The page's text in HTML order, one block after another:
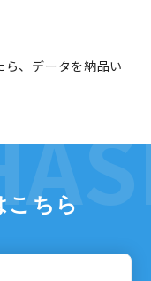
ら、データを納品い
こちら